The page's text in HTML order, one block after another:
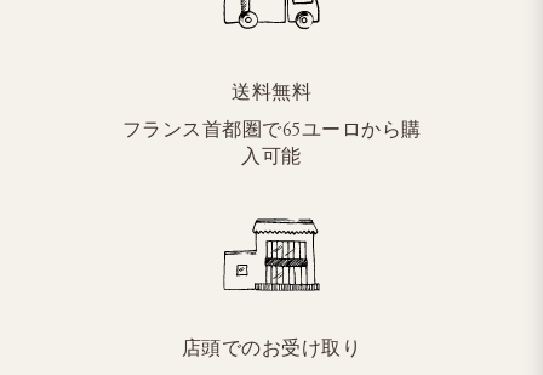
送料無料
フランス首都圏で65ユーロから購
入可能
店頭でのお受け取り